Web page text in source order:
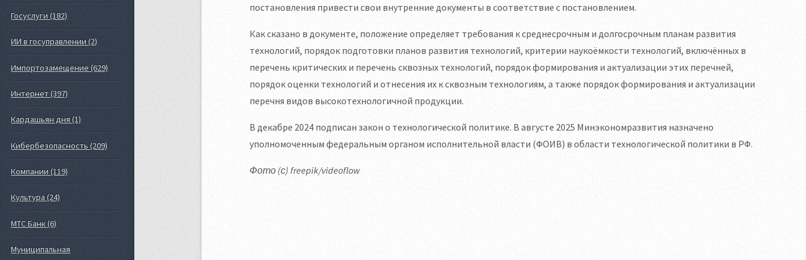
Госуслуги (182)
ИИ в госуправлении (2)
Импортозамещение (629)
Интернет (397)
Кардашьян дня (1)
Кибербезопасность (209)
Компании (119)
Культура (24)
МТС Банк (6)
Муниципальная
постановления привести свои внутренние документы в соответствие с постановлением.
Как сказано в документе, положение определяет требования к среднесрочным и долгосрочным планам развития
технологий, порядок подготовки планов развития технологий, критерии наукоёмкости технологий, включённых в
перечень критических и перечень сквозных технологий, порядок формирования и актуализации этих перечней,
порядок оценки технологий и отнесения их к сквозным технологиям, а также порядок формирования и актуализации
перечня видов высокотехнологичной продукции.
В декабре 2024 подписан закон о технологической политике. В августе 2025 Минэкономразвития назначено
уполномоченным федеральным органом исполнительной власти (ФОИВ) в области технологической политики в РФ.
Фото (с) freepik/videoflow